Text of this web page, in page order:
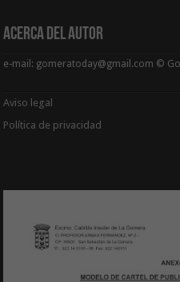
Acerca del Autor
e-mail: gomeratoday@gmail.com ©
Aviso legal
Política de privacidad